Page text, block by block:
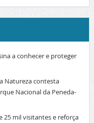
a conhecer e proteger
Natureza contesta
Nacional da Peneda-
25 mil visitantes e reforça